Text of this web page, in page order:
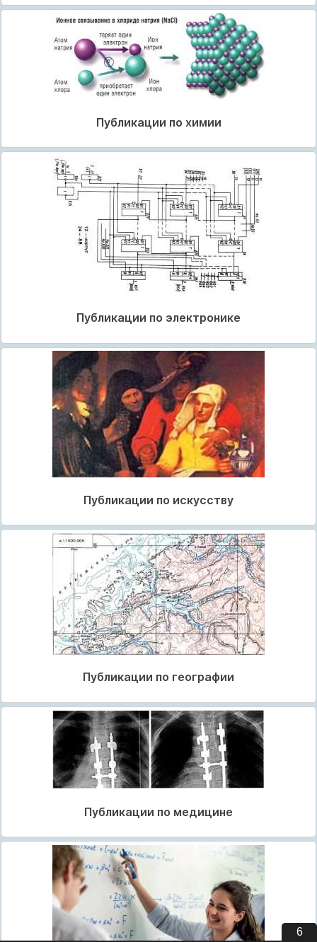
Публикации по химии
Публикации по электронике
Публикации по искусству
Публикации по географии
Публикации по медицине
5